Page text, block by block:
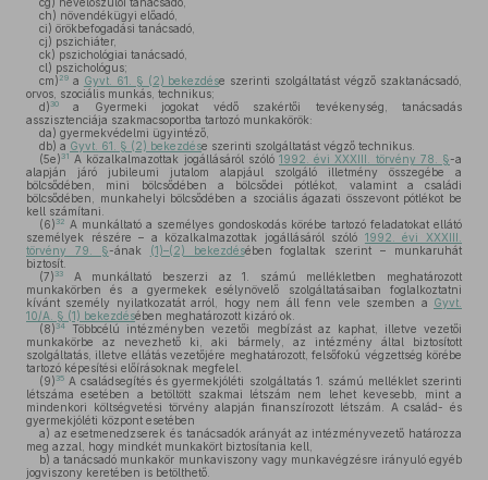
ch) növendékügyi előadó,
ci) örökbefogadási tanácsadó,
cj) pszichiáter,
ck) pszichológiai tanácsadó,
cl) pszichológus;
cm) 29 a Gyvt. 61. § (2) bekezdése szerinti szolgáltatást végző szaktanácsadó,
orvos, szociális munkás, technikus;
d) 30
a Gyermeki jogokat védő szakértői tevékenység, tanácsadás
asszisztenciája szakmacsoportba tartozó munkakörök:
da) gyermekvédelmi ügyintéző,
db) a Gyvt. 61. § (2) bekezdése szerinti szolgáltatást végző technikus.
(5e) 31 A közalkalmazottak jogállásáról szóló 1992. évi XXXIII. törvény 78. §-a
alapján járó jubileumi jutalom alapjául szolgáló illetmény összegébe a
bölcsődében, mini bölcsődében a bölcsődei pótlékot, valamint a családi
bölcsődében, munkahelyi bölcsődében a szociális ágazati összevont pótlékot be
kell számítani.
(6) 32 A munkáltató a személyes gondoskodás körébe tartozó feladatokat ellátó
személyek részére – a közalkalmazottak jogállásáról szóló 1992. évi XXXIII.
törvény 79. §-ának (1)–(2) bekezdésében foglaltak szerint – munkaruhát
biztosít.
(7) 33
A munkáltató beszerzi az 1. számú mellékletben meghatározott
munkakörben és a gyermekek esélynövelő szolgáltatásaiban foglalkoztatni
kívánt személy nyilatkozatát arról, hogy nem áll fenn vele szemben a Gyvt.
10/A. § (1) bekezdésében meghatározott kizáró ok.
(8) 34
Többcélú intézményben vezetői megbízást az kaphat, illetve vezetői
munkakörbe az nevezhető ki, aki bármely, az intézmény által biztosított
szolgáltatás, illetve ellátás vezetőjére meghatározott, felsőfokú végzettség körébe
tartozó képesítési előírásoknak megfelel.
(9) 35 A családsegítés és gyermekjóléti szolgáltatás 1. számú melléklet szerinti
létszáma esetében a betöltött szakmai létszám nem lehet kevesebb, mint a
mindenkori költségvetési törvény alapján finanszírozott létszám. A család- és
gyermekjóléti központ esetében
a) az esetmenedzserek és tanácsadók arányát az intézményvezető határozza
meg azzal, hogy mindkét munkakört biztosítania kell,
b) a tanácsadó munkakör munkaviszony vagy munkavégzésre irányuló egyéb
jogviszony keretében is betölthető.